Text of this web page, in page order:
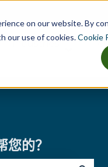
on our website. By
our use of cookies.Cookie
Industries
显示
的？